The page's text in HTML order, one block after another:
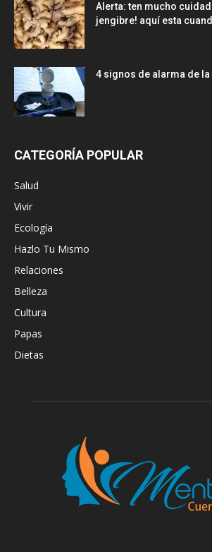
Alerta: ten mucho
jengibre! aquí esta
4 signos de alarma de
CATEGORÍA POPULAR
Salud
Vivir
Ecología
Hazlo Tu Mismo
Relaciones
Belleza
Cultura
Papas
Dietas